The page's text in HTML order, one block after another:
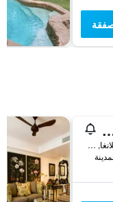
آند سبا
49 Marine Drive, اومهلانغا, محافظة كوازولو ناتال, جنوب أفريقيا